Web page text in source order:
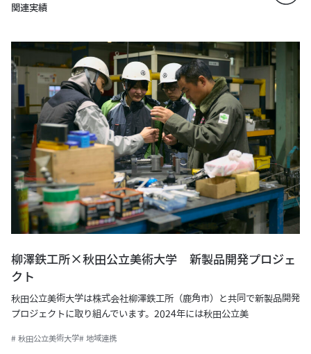
関連実績
柳澤鉄工所×秋田公立美術大学 新製品開発プロジェ
クト
秋田公立美術大学は株式会社柳澤鉄工所（鹿角市）と共同で新製品開発
プロジェクトに取り組んでいます。2024年には秋田公立美
# 秋田公立美術大学# 地域連携